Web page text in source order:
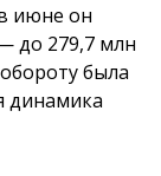
июне он
до 279,7 млн
была
динамика